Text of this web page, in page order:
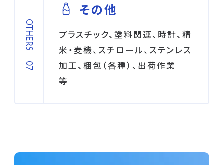
OTHERS
その他
プラスチック、塗料関連、時計、精
米・麦機、スチロール、ステンレス
加工、梱包（各種）、出荷作業
等